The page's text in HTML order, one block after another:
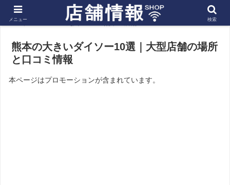
ホーム 九州 熊本の店舗
熊本の大きいダイソー10選｜大型店舗の場所
と口コミ情報
本ページはプロモーションが含まれています。
メニュー 検索